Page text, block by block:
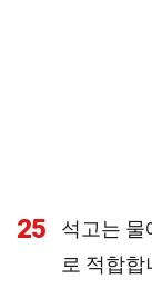
25
석고는 물
로 적합합